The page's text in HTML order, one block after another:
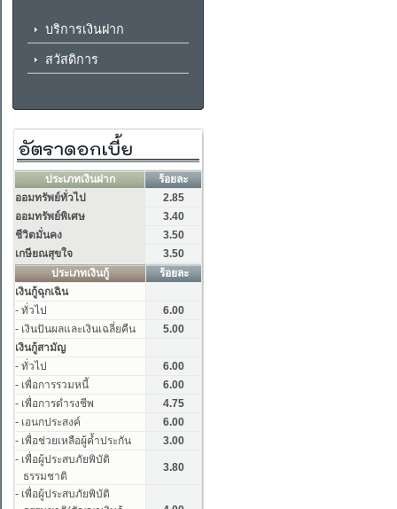
บริการเงินฝาก
สวัสดิการ